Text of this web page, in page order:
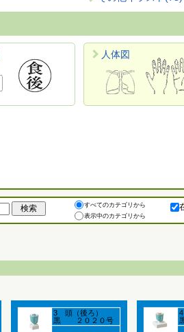
人体図
すべてのカテゴリから
表示中のカテゴリから
3 頭（後ろ）
黒 ２０２０号